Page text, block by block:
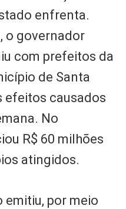
enfrenta.
o governador
com prefeitos da
de Santa
efeitos causados
No
R$ 60 milhões
atingidos.
emitiu, por meio